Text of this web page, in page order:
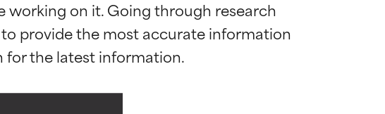
working on it. Going through research
provide the most accurate information
für die meisten
für die meisten